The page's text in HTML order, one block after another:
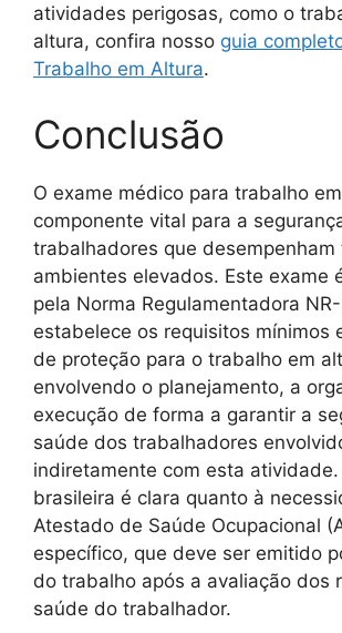
atividades perigosas, como o
altura, confira nosso guia
Trabalho em Altura.
Conclusão
O exame médico para trabalho
componente vital para a
trabalhadores que desempenham
ambientes elevados. Este exame
pela Norma Regulamentadora
estabelece os requisitos mínimos
de proteção para o trabalho em
envolvendo o planejamento, a
execução de forma a garantir a
saúde dos trabalhadores
indiretamente com esta
brasileira é clara quanto à
Atestado de Saúde Ocupacional
específico, que deve ser emitido
do trabalho após a avaliação dos
saúde do trabalhador.